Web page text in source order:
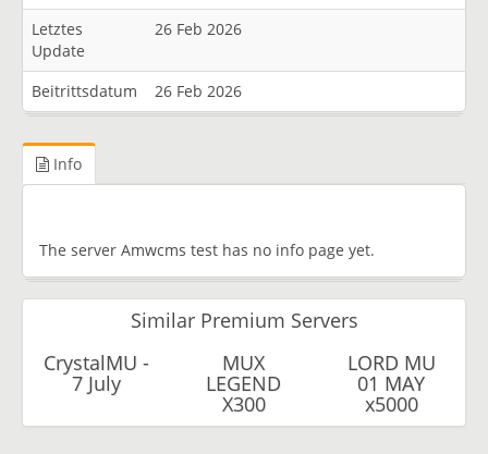
Letztes
Update
26 Feb 2026
Beitrittsdatum 26 Feb 2026
Info
The server Amwcms test has no info page yet.
Similar Premium Servers
CrystalMU -
7 July
MUX
LEGEND
X300
LORD MU
01 MAY
x5000